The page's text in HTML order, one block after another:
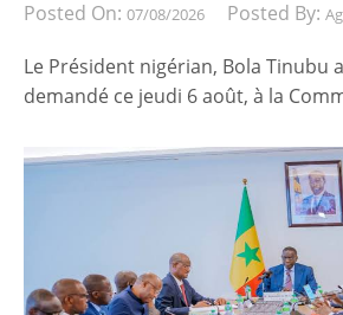
Posted On: 07/08/2026 Posted By:
Le Président nigérian, Bola Tinubu
demandé ce jeudi 6 août, à la